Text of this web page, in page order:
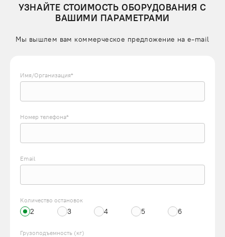
УЗНАЙТЕ СТОИМОСТЬ ОБОРУДОВАНИЯ С
ВАШИМИ ПАРАМЕТРАМИ
Мы вышлем вам коммерческое предложение на e-mail
Имя/Организация*
Номер телефона*
Email
Количество остановок
2 3 4 5 6
Грузоподъемность (кг)